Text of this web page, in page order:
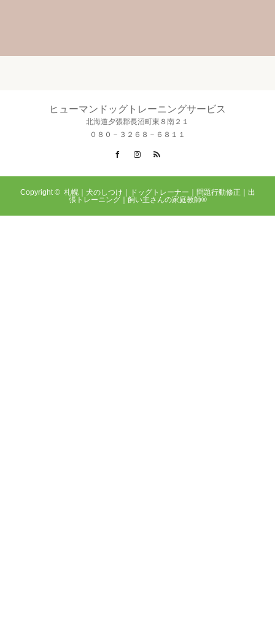
ヒューマンドッグトレーニングサービス
北海道夕張郡長沼町東８南２１
０８０－３２６８－６８１１
FacebookInstagram
Copyright © 札幌｜犬のしつけ｜ドッグトレーナー｜問題行動修正｜出
張トレーニング｜飼い主さんの家庭教師®️